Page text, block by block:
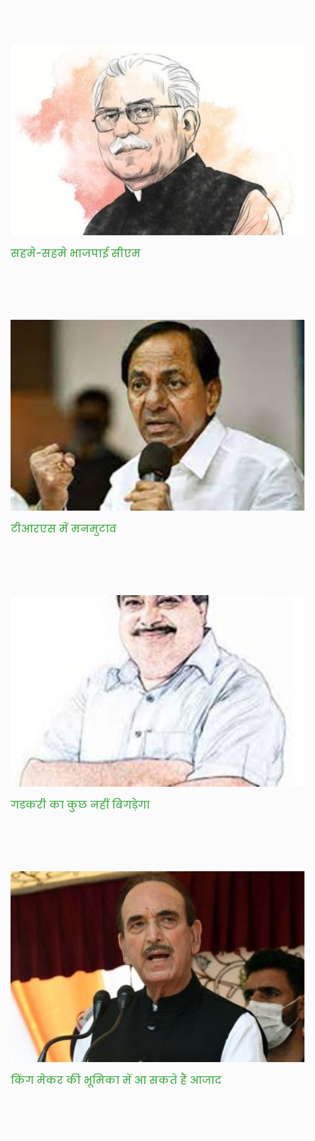
सहमे-सहमे भाजपाई सीएम
टीआरएस में मनमुटाव
गडकरी का कुछ नहीं बिगड़ेगा
किंग मेकर की भूमिका में आ सकते हैं आजाद